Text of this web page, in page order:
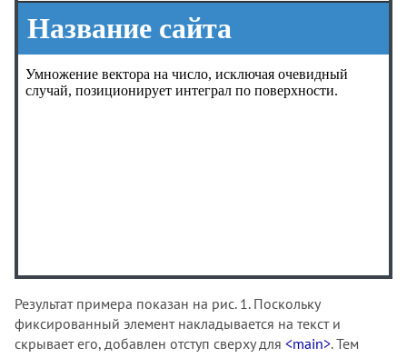
<body>
<header><h1>Название сайта<
<main>
<p>Умножение вектора на число, исключая
   позиционирует интеграл по поверхности.
<
main
Результат примера показан на рис. 1. Поскольку
фиксированный элемент накладывается на текст и
скрывает его, добавлен отступ сверху для <main>. Тем